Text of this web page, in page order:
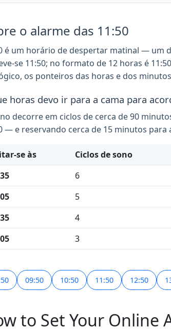
o alarme das 11:50
é um horário de despertar matinal — um
se 11:50; no formato de 12 horas é
os ponteiros das horas e dos
horas devo ir para a cama para
decorre em ciclos de cerca de 90
— e reservando cerca de 15 minutos
se às Ciclos de sono
6
5
4
3
09:50 10:50 11:50 12:50
to Set Your Online